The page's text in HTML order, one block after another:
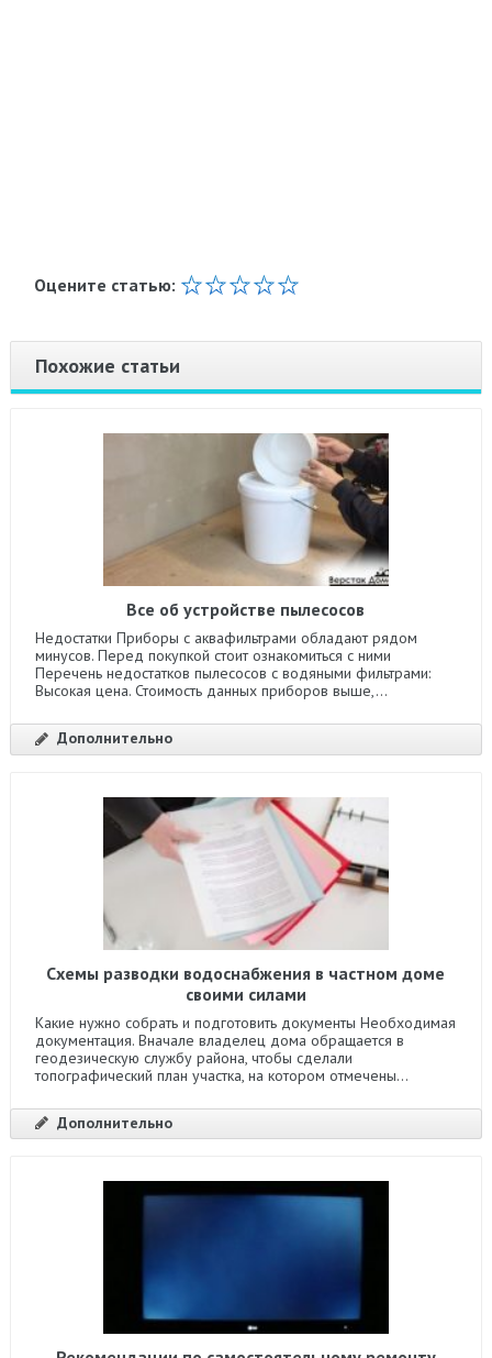
Оцените статью:
Похожие статьи
Все об устройстве пылесосов
Недостатки Приборы с аквафильтрами обладают рядом
минусов. Перед покупкой стоит ознакомиться с ними
Перечень недостатков пылесосов с водяными фильтрами:
Высокая цена. Стоимость данных приборов выше,...
Дополнительно
Схемы разводки водоснабжения в частном доме
своими силами
Какие нужно собрать и подготовить документы Необходимая
документация. Вначале владелец дома обращается в
геодезическую службу района, чтобы сделали
топографический план участка, на котором отмечены...
Дополнительно